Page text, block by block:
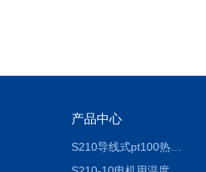
产品中心
S210导线式pt100热电阻